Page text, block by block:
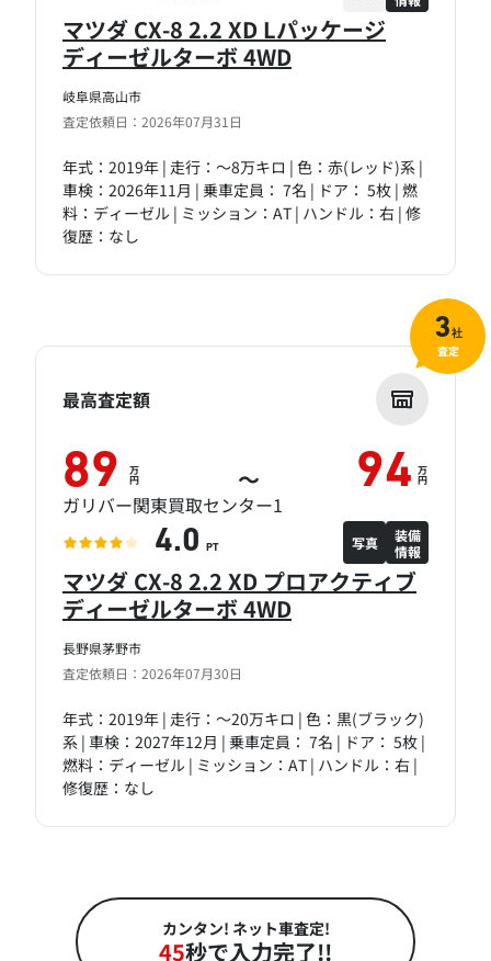
岐阜県高山市
査定依頼日：2026年07月31日
マツダ CX-8 2.2 XD Lパッケージ
ディーゼルターボ 4WD
年式：2019年 | 走行：～8万キロ | 色：赤(レッド)系 |
車検：2026年11月 | 乗車定員： 7名 | ドア： 5枚 | 燃
料：ディーゼル | ミッション：AT | ハンドル：右 | 修
復歴：なし
長野県茅野市
査定依頼日：2026年07月30日
マツダ CX-8 2.2 XD プロアクティブ
ディーゼルターボ 4WD
年式：2019年 | 走行：～20万キロ | 色：黒(ブラック)
系 | 車検：2027年12月 | 乗車定員： 7名 | ドア： 5枚 |
燃料：ディーゼル | ミッション：AT | ハンドル：右 |
修復歴：なし
最高査定額
89 万
円 ～ 94 万
円
ガリバー関東買取センター1
4.0 PT 写真
装備
情報
3社
査定
カンタン! ネット車査定!
45秒で入力完了!!